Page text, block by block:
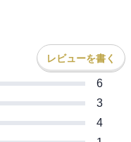
レビューを書く
6
3
4